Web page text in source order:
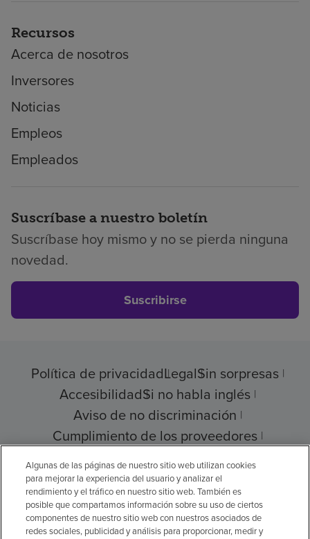
Recursos
Acerca de nosotros
Inversores
Noticias
Empleos
Empleados
Suscríbase a nuestro boletín
Suscríbase hoy mismo y no se pierda ninguna
novedad.
Suscribirse
Política de privacidadLegalSin sorpresas
AccesibilidadSi no habla inglés
Aviso de no discriminación
Cumplimiento de los proveedores
Transparencia de precios
© 2026 Encompass Health Corporation
Algunas de las páginas de nuestro sitio web utilizan cookies
para mejorar la experiencia del usuario y analizar el
rendimiento y el tráfico en nuestro sitio web. También es
posible que compartamos información sobre su uso de ciertos
componentes de nuestro sitio web con nuestros asociados de
redes sociales, publicidad y análisis para proporcionar, medir y